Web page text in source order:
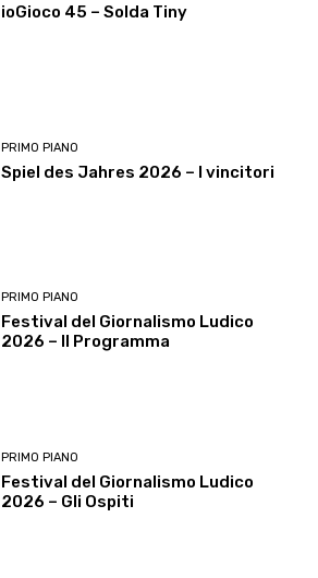
ioGioco 45 – Solda Tiny
PRIMO PIANO
Spiel des Jahres 2026 – I vincitori
PRIMO PIANO
Festival del Giornalismo Ludico
2026 – Il Programma
PRIMO PIANO
Festival del Giornalismo Ludico
2026 – Gli Ospiti